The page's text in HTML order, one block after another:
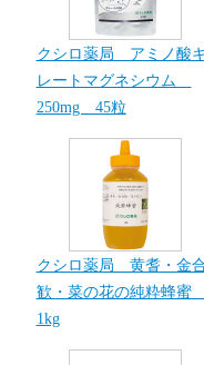
クシロ薬局 アミノ酸
レートマグネシウム
250mg 45粒
クシロ薬局 黄耆・金
歓・菜の花の純粋蜂
1kg